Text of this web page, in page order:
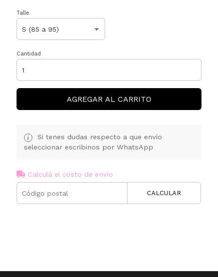
Talle
Cantidad
AGREGAR AL CARRITO
Si tenes dudas respecto a que envío
seleccionar escribinos por WhatsApp
Calculá el costo de envío
CALCULAR